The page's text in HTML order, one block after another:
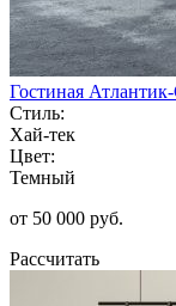
Гостиная
Стиль:
Хай-тек
Цвет:
Темный
от 50 000 руб.
Рассчитать